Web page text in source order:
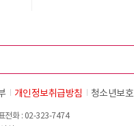
개인정보취급방침 청소년보호
전화 : 02-323-7474